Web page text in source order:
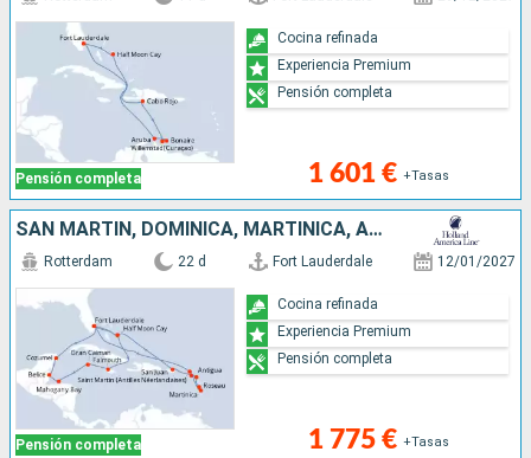
Pensión completa 1 601 € +Tasas
Cocina refinada
Experiencia Premium
Pensión completa
SAN MARTÍN, DOMINICA, MARTINICA, ANTIGUA Y BARBUDA, PORTO RICO, ESTADOS UNIDOS, BAHAMAS, JAMAICA, ISLAS CAIMÁN, HONDURAS, BELICE, MÉXICO
Pensión completa
Rotterdam 22 d Fort Lauderdale 12/01/2027
1 775 € +Tasas
Cocina refinada
Experiencia Premium
Pensión completa